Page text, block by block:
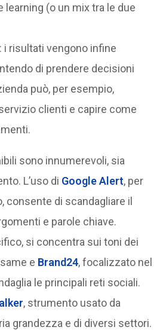
learning (o un mix tra le due
: i risultati vengono infine
di prendere decisioni
può, per esempio,
clienti e capire come
sono innumerevoli, sia
L’uso di Google Alert, per
consente di scandagliare il
e parole chiave.
si concentra sui toni dei
e Brand24, focalizzato nel
le principali reti sociali.
, strumento usato da
grandezza e di diversi settori.